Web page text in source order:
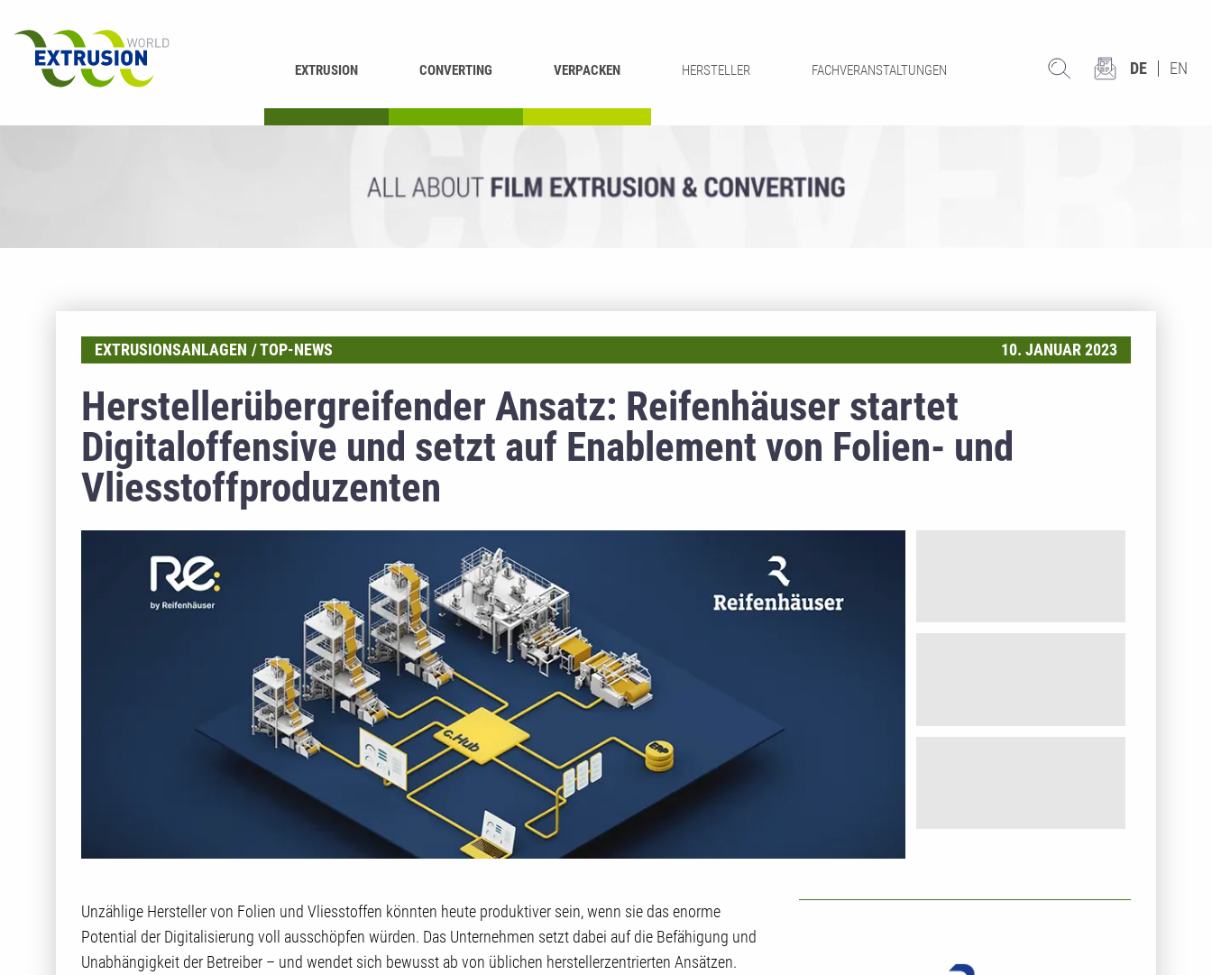
EXTRUSION CONVERTING VERPACKEN HERSTELLER FACHVERANSTALTUNGEN DE EN
EXTRUSIONSANLAGEN TOP-NEWS 10. JANUAR 2023
Herstellerübergreifender Ansatz: Reifenhäuser startet
Digitaloffensive und setzt auf Enablement von Folien- und
Vliesstoffproduzenten
Unzählige Hersteller von Folien und Vliesstoffen könnten heute produktiver sein, wenn sie das enorme
Potential der Digitalisierung voll ausschöpfen würden. Das Unternehmen setzt dabei auf die Befähigung und
Unabhängigkeit der Betreiber – und wendet sich bewusst ab von üblichen herstellerzentrierten Ansätzen.